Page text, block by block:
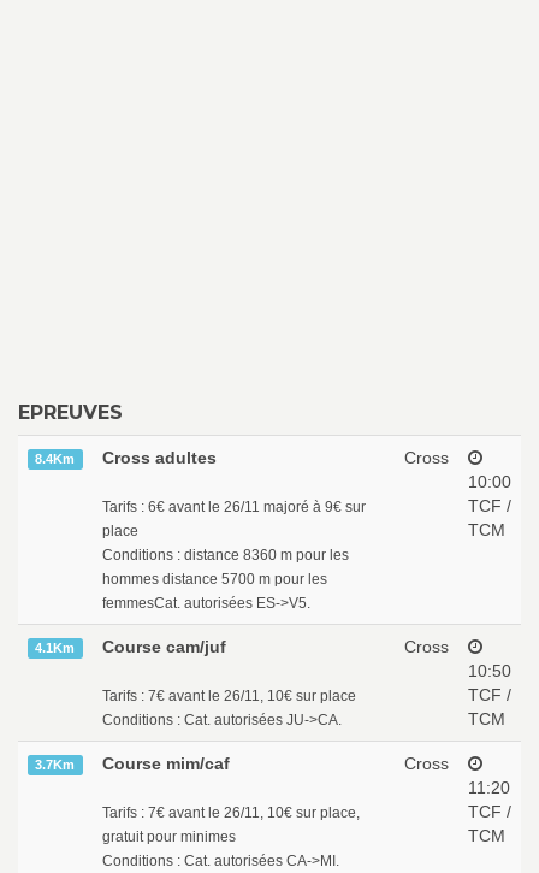
EPREUVES
8.4Km Cross adultes
Tarifs : 6€ avant le 26/11 majoré à 9€ sur
place
Conditions : distance 8360 m pour les
hommes distance 5700 m pour les
femmesCat. autorisées ES->V5.
Cross
10:00
TCF /
TCM
4.1Km Course cam/juf
Tarifs : 7€ avant le 26/11, 10€ sur place
Conditions : Cat. autorisées JU->CA.
Cross
10:50
TCF /
TCM
3.7Km Course mim/caf
Tarifs : 7€ avant le 26/11, 10€ sur place,
gratuit pour minimes
Conditions : Cat. autorisées CA->MI.
Cross
11:20
TCF /
TCM